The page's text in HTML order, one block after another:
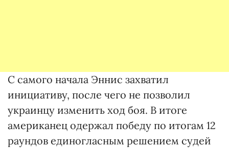
С самого начала Эннис захватил
инициативу, после чего не позволил
украинцу изменить ход боя. В итоге
американец одержал победу по итогам 12
раундов единогласным решением судей